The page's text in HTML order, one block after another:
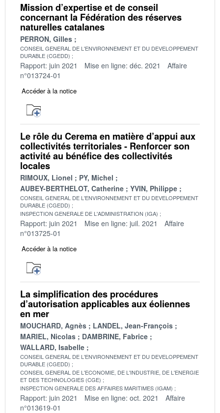
Mission d’expertise et de conseil
concernant la Fédération des réserves
naturelles catalanes
PERRON, Gilles
CONSEIL GENERAL DE L'ENVIRONNEMENT ET DU DEVELOPPEMENT
DURABLE (CGEDD)
Rapport: juin 2021 Mise en ligne: déc. 2021
Affaire
n°013724-01
Accéder à la notice
Le rôle du Cerema en matière d’appui aux
collectivités territoriales - Renforcer son
activité au bénéfice des collectivités
locales
RIMOUX, Lionel
PY, Michel
AUBEY-BERTHELOT, Catherine
YVIN, Philippe
CONSEIL GENERAL DE L'ENVIRONNEMENT ET DU DEVELOPPEMENT
DURABLE (CGEDD)
INSPECTION GENERALE DE L'ADMINISTRATION (IGA)
Rapport: juin 2021 Mise en ligne: juil. 2021
Affaire
n°013725-01
Accéder à la notice
La simplification des procédures
d’autorisation applicables aux éoliennes
en mer
MOUCHARD, Agnès
LANDEL, Jean-François
MARIEL, Nicolas
DAMBRINE, Fabrice
WALLARD, Isabelle
CONSEIL GENERAL DE L'ENVIRONNEMENT ET DU DEVELOPPEMENT
DURABLE (CGEDD)
CONSEIL GENERAL DE L'ECONOMIE, DE L'INDUSTRIE, DE L'ENERGIE
ET DES TECHNOLOGIES (CGE)
INSPECTION GENERALE DES AFFAIRES MARITIMES (IGAM)
Rapport: juin 2021 Mise en ligne: oct. 2021
Affaire
n°013619-01